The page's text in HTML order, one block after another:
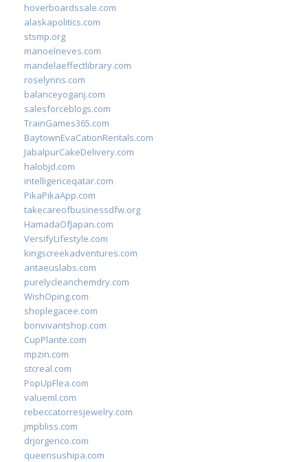
hoverboardssale.com
alaskapolitics.com
stsmp.org
manoelneves.com
mandelaeffectlibrary.com
roselynns.com
balanceyoganj.com
salesforceblogs.com
TrainGames365.com
BaytownEvaCationRentals.com
JabalpurCakeDelivery.com
halobjd.com
intelligenceqatar.com
PikaPikaApp.com
takecareofbusinessdfw.org
HamadaOfJapan.com
VersifyLifestyle.com
kingscreekadventures.com
antaeuslabs.com
purelycleanchemdry.com
WishOping.com
shoplegacee.com
bonvivantshop.com
CupPlante.com
mpzin.com
stcreal.com
PopUpFlea.com
valueml.com
rebeccatorresjewelry.com
jmpbliss.com
drjorgerico.com
queensushipa.com